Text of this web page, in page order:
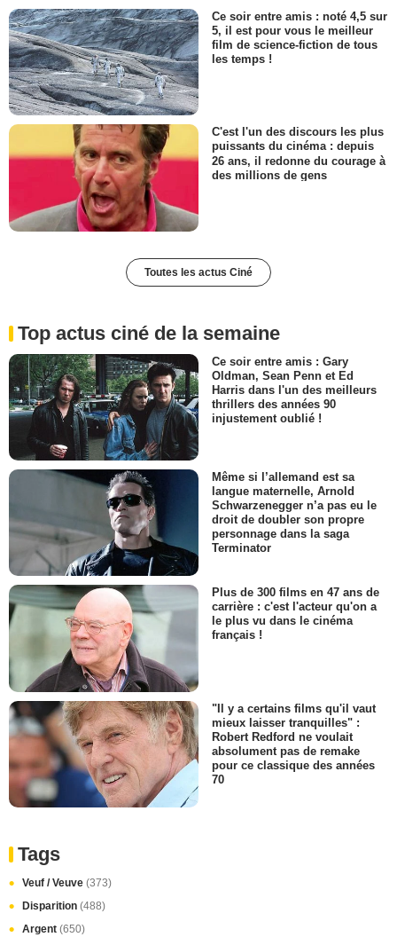
Ce soir entre amis : noté 4,5 sur
5, il est pour vous le meilleur
film de science-fiction de tous
les temps !
C'est l'un des discours les plus
puissants du cinéma : depuis
26 ans, il redonne du courage à
des millions de gens
Toutes les actus Ciné
Top actus ciné de la semaine
Ce soir entre amis : Gary
Oldman, Sean Penn et Ed
Harris dans l'un des meilleurs
thrillers des années 90
injustement oublié !
Même si l’allemand est sa
langue maternelle, Arnold
Schwarzenegger n’a pas eu le
droit de doubler son propre
personnage dans la saga
Terminator
Plus de 300 films en 47 ans de
carrière : c'est l'acteur qu'on a
le plus vu dans le cinéma
français !
"Il y a certains films qu'il vaut
mieux laisser tranquilles" :
Robert Redford ne voulait
absolument pas de remake
pour ce classique des années
70
Tags
Veuf / Veuve (373)
Disparition (488)
Argent (650)